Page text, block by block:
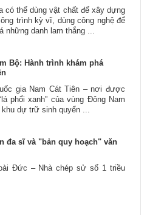
có thể dùng vật chất để xây dựng
trình kỳ vĩ, dùng công nghệ để
những danh lam thắng ...
Bộ: Hành trình khám phá
gia Nam Cát Tiên – nơi được
phổi xanh” của vùng Đông Nam
dự trữ sinh quyển ...
đa sĩ và "bản quy hoạch" văn
Đức – Nhà chép sử số 1 triều